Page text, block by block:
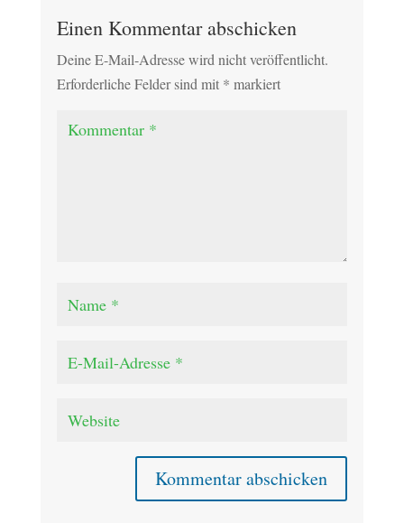
Einen Kommentar abschicken
Deine E-Mail-Adresse wird nicht veröffentlicht.
Erforderliche Felder sind mit * markiert
Kommentar abschicken